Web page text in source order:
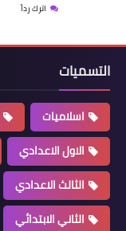
اترك رداً
التسميات
اسلاميات
الاول الاعدادي
الثالث الاعدادي
الثاني الابتدائي